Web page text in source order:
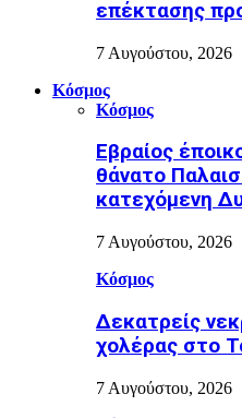
επέκτασης
7 Αυγούστου, 2026
Κόσμος
Κόσμος
Εβραίος
θάνατο
κατεχόμενη
7 Αυγούστου, 2026
Κόσμος
Δεκατρείς
χολέρας στο
7 Αυγούστου, 2026